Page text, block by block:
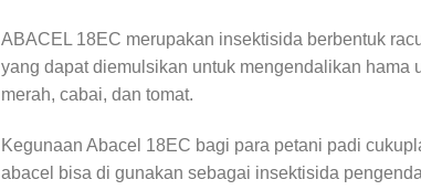
ABACEL 18EC merupakan insektisida berbentuk
yang dapat diemulsikan untuk mengendalikan hama
merah, cabai, dan tomat.
Kegunaan Abacel 18EC bagi para petani padi
abacel bisa di gunakan sebagai insektisida